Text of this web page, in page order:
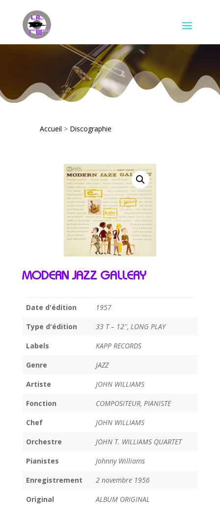
Accueil > Discographie
MODERN JAZZ GALLERY
Date d'édition 1957
Type d'édition 33 T – 12'', LONG PLAY
Labels KAPP RECORDS
Genre JAZZ
Artiste JOHN WILLIAMS
Fonction COMPOSITEUR, PIANISTE
Chef JOHN WILLIAMS
Orchestre JOHN T. WILLIAMS QUARTET
Pianistes Johnny Williams
Enregistrement 2 novembre 1956
Original ALBUM ORIGINAL